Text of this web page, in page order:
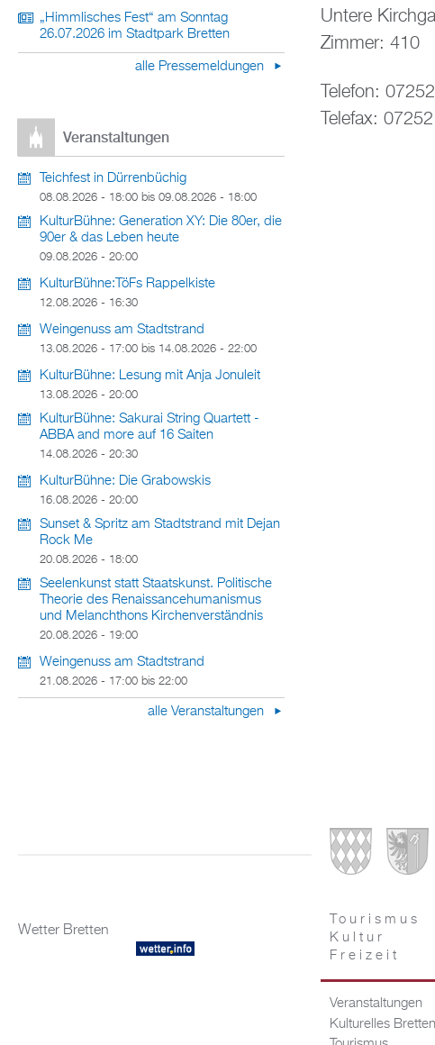
Untere
Zimmer: 410
Telefon:
Telefax:
„Himmlisches Fest“ am Sonntag
26.07.2026 im Stadtpark Bretten
alle Pressemeldungen
Veranstaltungen
Teichfest in Dürrenbüchig
08.08.2026 - 18:00 bis 09.08.2026 - 18:00
KulturBühne: Generation XY: Die 80er, die
90er & das Leben heute
09.08.2026 - 20:00
KulturBühne:TöFs Rappelkiste
12.08.2026 - 16:30
Weingenuss am Stadtstrand
13.08.2026 - 17:00 bis 14.08.2026 - 22:00
KulturBühne: Lesung mit Anja Jonuleit
13.08.2026 - 20:00
KulturBühne: Sakurai String Quartett -
ABBA and more auf 16 Saiten
14.08.2026 - 20:30
KulturBühne: Die Grabowskis
16.08.2026 - 20:00
Sunset & Spritz am Stadtstrand mit Dejan
Rock Me
20.08.2026 - 18:00
Seelenkunst statt Staatskunst. Politische
Theorie des Renaissancehumanismus
und Melanchthons Kirchenverständnis
20.08.2026 - 19:00
Weingenuss am Stadtstrand
21.08.2026 - 17:00 bis 22:00
alle Veranstaltungen
Wetter Bretten
Tourismus
Kultur
Freizeit
Veranstaltungen
Kulturelles Bretten